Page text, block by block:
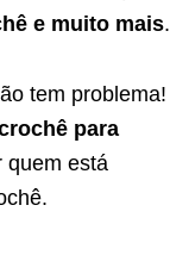
e muito mais.
tem problema!
para
quem está